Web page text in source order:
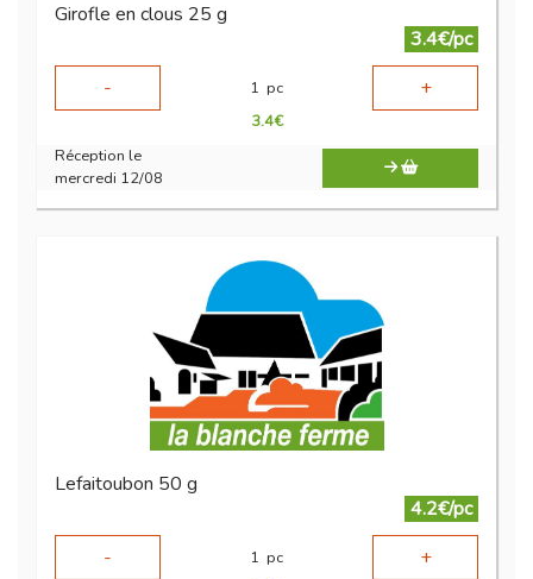
Girofle en clous 25 g
3.4€/pc
-
1 pc +
3.4€
Réception le
mercredi 12/08
Lefaitoubon 50 g
4.2€/pc
-
1 pc +